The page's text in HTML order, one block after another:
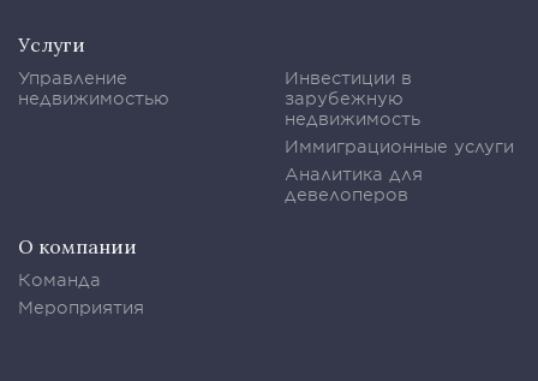
Услуги
Управление
недвижимостью
Инвестиции в
зарубежную
недвижимость
Иммиграционные услуги
Аналитика для
девелоперов
О компании
Команда
Мероприятия